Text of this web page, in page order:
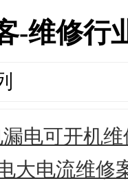
-维修行
电可开机
大电流维修